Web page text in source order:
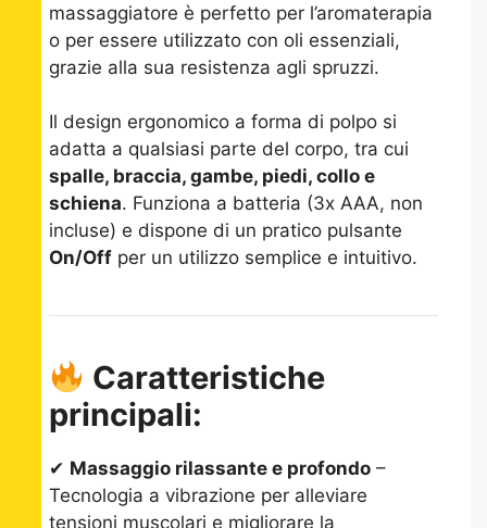
massaggiatore è perfetto per l’aromaterapia
o per essere utilizzato con oli essenziali,
grazie alla sua resistenza agli spruzzi.
Il design ergonomico a forma di polpo si
adatta a qualsiasi parte del corpo, tra cui
spalle, braccia, gambe, piedi, collo e
schiena. Funziona a batteria (3x AAA, non
incluse) e dispone di un pratico pulsante
On/Off per un utilizzo semplice e intuitivo.
Caratteristiche
principali:
✔ Massaggio rilassante e profondo –
Tecnologia a vibrazione per alleviare
tensioni muscolari e migliorare la